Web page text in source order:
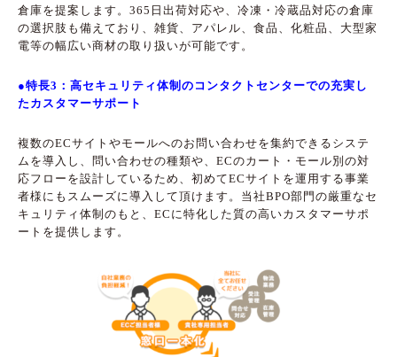
倉庫を提案します。365日出荷対応や、冷凍・冷蔵品対応の倉庫
の選択肢も備えており、雑貨、アパレル、食品、化粧品、大型家
電等の幅広い商材の取り扱いが可能です。
●特長3：高セキュリティ体制のコンタクトセンターでの充実し
たカスタマーサポート
複数のECサイトやモールへのお問い合わせを集約できるシステ
ムを導入し、問い合わせの種類や、ECのカート・モール別の対
応フローを設計しているため、初めてECサイトを運用する事業
者様にもスムーズに導入して頂けます。当社BPO部門の厳重なセ
キュリティ体制のもと、ECに特化した質の高いカスタマーサポ
ートを提供します。